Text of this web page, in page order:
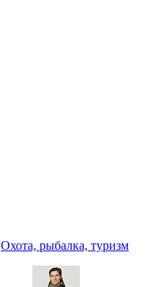
Охота, рыбалка, туризм